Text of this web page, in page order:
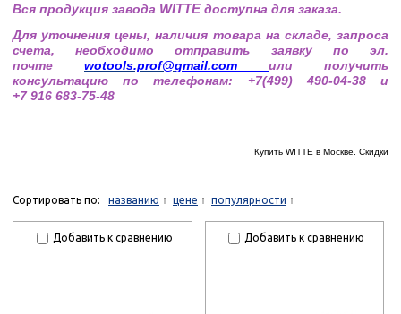
Вся продукция завода WITTE доступна для заказа.
Для уточнения цены, наличия товара на складе, запроса
счета, необходимо отправить заявку по эл.
почте wotools.prof@gmail.com или получить
консультацию по телефонам: +7(499) 490-04-38 и
+7 916 683-75-48
Купить WITTE в Москве. Скидки
Сортировать по: названию цене популярности
Добавить к сравнению Добавить к сравнению